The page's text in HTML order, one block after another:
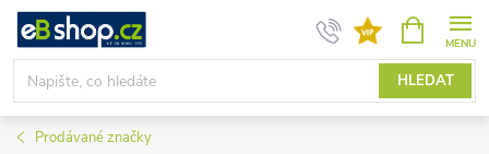
Přejít
obsah
HLEDAT
NÁKUPNÍ
KOŠÍK
Prodávané značky